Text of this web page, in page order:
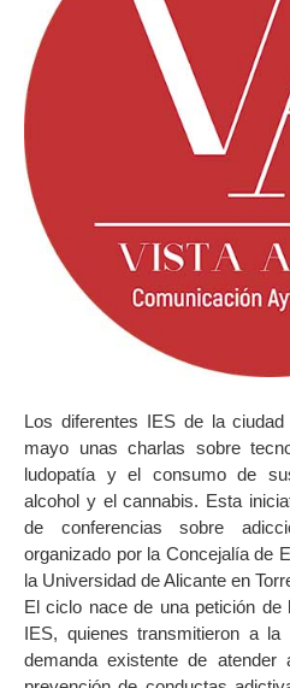
Los diferentes IES de la
mayo unas charlas sobre
ludopatía y el consumo de
alcohol y el cannabis. Esta
de conferencias sobre
organizado por la Concejalía de
la Universidad de Alicante en
El ciclo nace de una petición
IES, quienes transmitieron a
demanda existente de